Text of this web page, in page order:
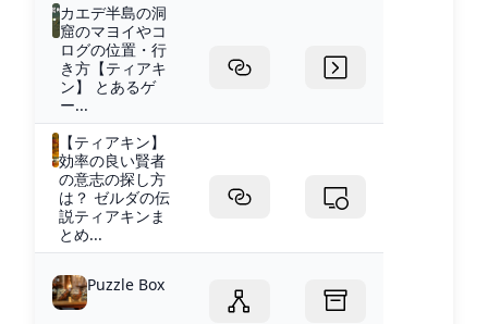
カエデ半島の洞
窟のマヨイやコ
ログの位置・行
き方【ティアキ
ン】 とあるゲ
ー...
【ティアキン】
効率の良い賢者
の意志の探し方
は？ ゼルダの伝
説ティアキンま
とめ...
Puzzle Box